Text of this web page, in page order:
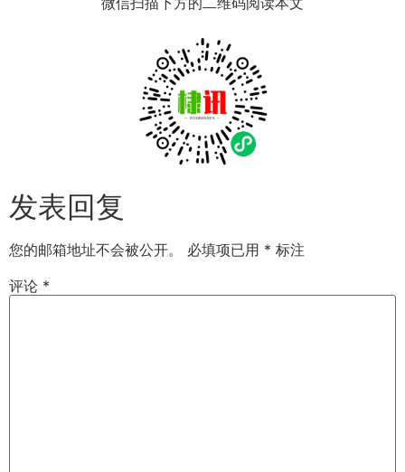
发表回复
您的邮箱地址不会被公开。 必填项已用 * 标注
评论 *